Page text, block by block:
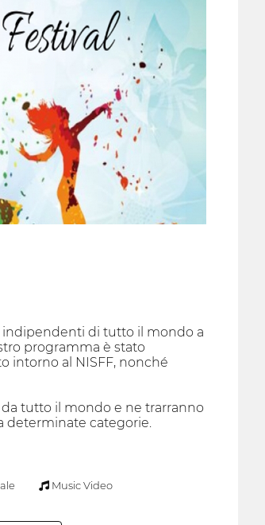
indipendenti di tutto il mondo a
programma è stato
intorno al NISFF, nonché
tutto il mondo e ne trarranno
determinate categorie.
Music Video